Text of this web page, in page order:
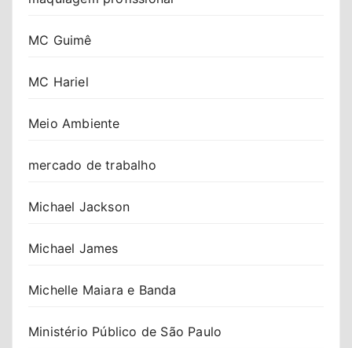
MC Guimê
MC Hariel
Meio Ambiente
mercado de trabalho
Michael Jackson
Michael James
Michelle Maiara e Banda
Ministério Público de São Paulo